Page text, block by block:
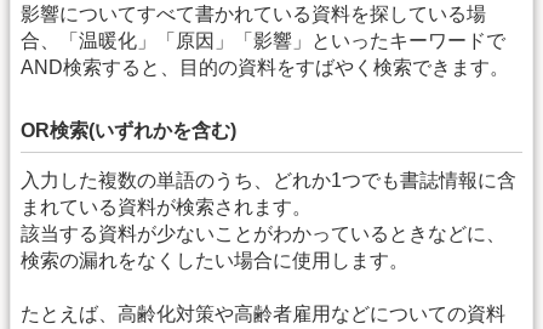
影響についてすべて書かれている資料を探している場
合、「温暖化」「原因」「影響」といったキーワードで
AND検索すると、目的の資料をすばやく検索できます。
OR検索(いずれかを含む)
入力した複数の単語のうち、どれか1つでも書誌情報に含
まれている資料が検索されます。
該当する資料が少ないことがわかっているときなどに、
検索の漏れをなくしたい場合に使用します。
たとえば、高齢化対策や高齢者雇用などについての資料